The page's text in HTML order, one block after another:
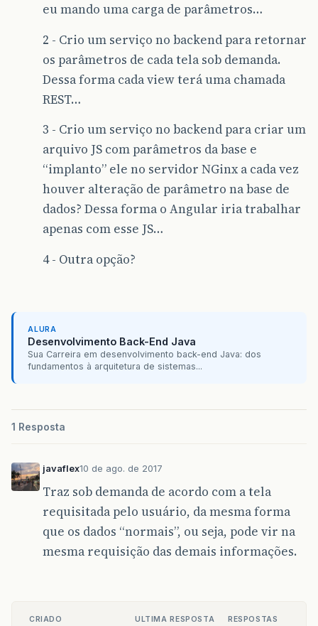
eu mando uma carga de parâmetros…
2 - Crio um serviço no backend para retornar
os parâmetros de cada tela sob demanda.
Dessa forma cada view terá uma chamada
REST…
3 - Crio um serviço no backend para criar um
arquivo JS com parâmetros da base e
“implanto” ele no servidor NGinx a cada vez
houver alteração de parâmetro na base de
dados? Dessa forma o Angular iria trabalhar
apenas com esse JS…
4 - Outra opção?
ALURA
Desenvolvimento Back-End Java
Sua Carreira em desenvolvimento back-end Java: dos
fundamentos à arquitetura de sistemas...
1 Resposta
javaflex10 de ago. de 2017
Traz sob demanda de acordo com a tela
requisitada pelo usuário, da mesma forma
que os dados “normais”, ou seja, pode vir na
mesma requisição das demais informações.
CRIADO ULTIMA RESPOSTA RESPOSTAS